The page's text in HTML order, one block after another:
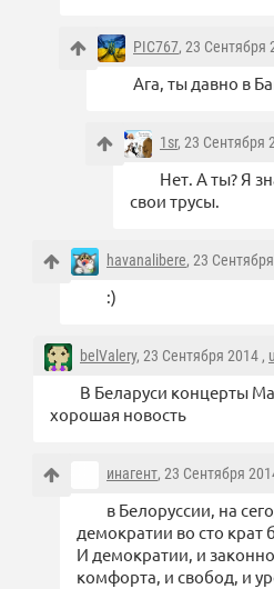
PIC767, 23 Сентября
Ага, ты давно в
1sr, 23 Сентября
Нет. А ты? Я
свои трусы.
havanalibere, 23
:)
belValery, 23 Сентября 2014 ,
В Беларуси концерты
хорошая новость
инагент, 23 Сентября
в Белоруссии, на
демократии во сто крат
И демократии, и
комфорта, и свобод, и